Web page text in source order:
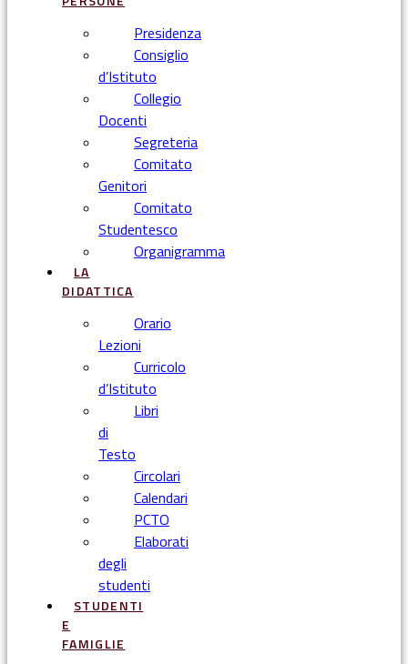
Presidenza
Consiglio
d’Istituto
Collegio
Docenti
Segreteria
Comitato
Genitori
Comitato
Studentesco
Organigramma
LA
DIDATTICA
Orario
Lezioni
Curricolo
d’Istituto
Libri
di
Testo
Circolari
Calendari
PCTO
Elaborati
degli
studenti
STUDENTI
E
FAMIGLIE